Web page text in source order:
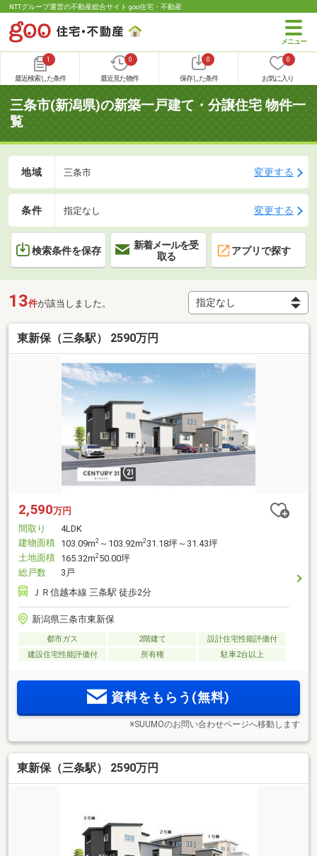
NTTグループ運営の不動産総合サイト goo住宅・不動産
1
最近検索した条件
0
最近見た物件
0
保存した条件
0
お気に入り
三条市(新潟県)の新築一戸建て・分譲住宅 物件一
覧
地域 三条市 変更する
条件 指定なし 変更する
検索条件を保存
新着メールを受
取る
アプリで探す
13件が該当しました。
東新保（三条駅） 2590万円
2,590万円
間取り
4LDK
建物面積 103.09m2 ～103.92m231.18坪～31.43坪
土地面積 165.32m250.00坪
総戸数
3戸
ＪＲ信越本線 三条駅 徒歩2分
新潟県三条市東新保
都市ガス 2階建て
設計住宅性能評価付
建設住宅性能評価付
所有権 駐車2台以上
資料をもらう(無料)
※SUUMOのお問い合わせページへ移動します
東新保（三条駅） 2590万円